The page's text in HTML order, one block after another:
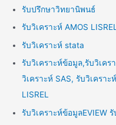
รับปรึกษาวิทยานิพนธ์
รับวิเคราะห์ AMOS
รับวิเคราะห์ stata
รับวิเคราะห์ข้อมูล,รับวิเคร
วิเคราะห์ SAS, รับวิเคราะ
LISREL
รับวิเคราะห์ข้อมูลEVIEW